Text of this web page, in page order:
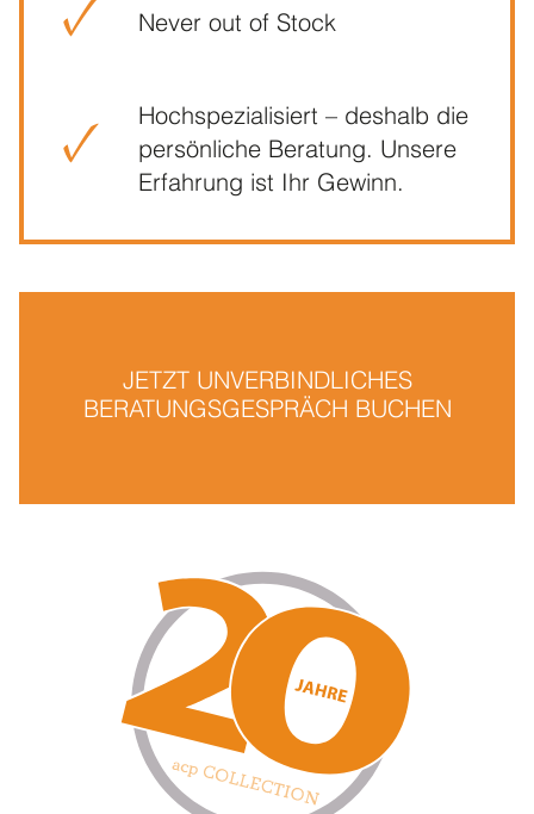
Never out of Stock
Hochspezialisiert – deshalb die
persönliche Beratung. Unsere
Erfahrung ist Ihr Gewinn.
JETZT UNVERBINDLICHES
BERATUNGSGESPRÄCH BUCHEN